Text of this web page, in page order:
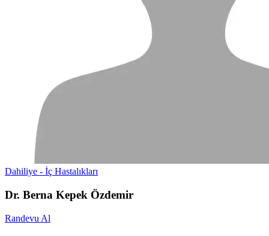
Dahiliye - İç Hastalıkları
Dr. Berna Kepek Özdemir
Randevu Al